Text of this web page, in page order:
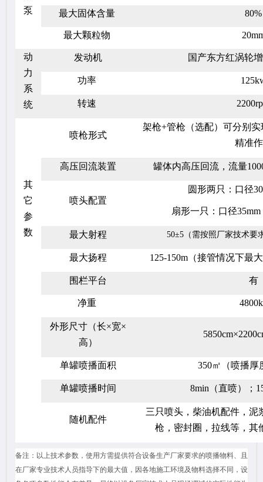
泵
最大固体含量 80%
最大颗粒物
动
力
系
统
发动机 国产东方红涡轮
功率
转速
其
它
参
数
喷枪形式
架枪+管枪（选配）可分别
精准
高压回流装置 罐体内高压回流，流量
喷头配置
圆形两只：口径
扇形一只：口径35mm
最大射程 50±5（需按照厂家技术要
最大扬程 125-150m（接管情况下最
围栏平台 有
净重
外形尺寸（长×宽×
高）
单罐喷播面积 350㎡（喷播厚
单罐喷播时间 8min（直喷）；
随机配件
三只喷头，柴油机配件，泥
枪，密封圈，拉线等，其
备注：以上技术参数，使用方需提供符合设备生产厂家要求的喷播物料、且
在厂家专业技术人员指导下的最大值，因各地施工环境及物料选择不同，设